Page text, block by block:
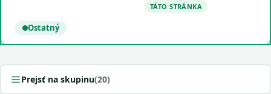
TÁTO STRÁNKA
Ostatný
Prejsť na skupinu(20)